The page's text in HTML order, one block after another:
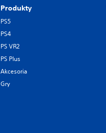
Produkty
PS5
PS4
PS VR2
PS Plus
Akcesoria
Gry